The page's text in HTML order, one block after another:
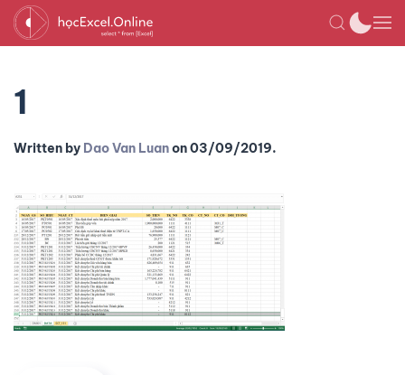
1
Written by Dao Van Luanon03/09/2019.